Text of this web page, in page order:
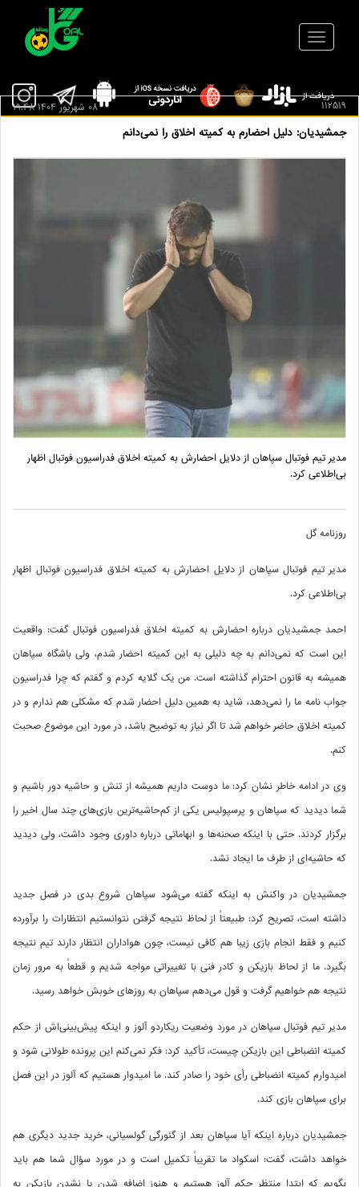
112519
جمشیدیان: دلیل احضارم به کمیته اخلاق را نمی‌دانم
08 شهريور 1404 19:48
مدیر تیم فوتبال سپاهان از دلایل احضارش به کمیته اخلاق فدراسیون فوتبال اظهار
بی‌اطلاعی کرد.
روزنامه گل
مدیر تیم فوتبال سپاهان از دلایل احضارش به کمیته اخلاق فدراسیون فوتبال اظهار
بی‌اطلاعی کرد.
احمد جمشیدیان درباره احضارش به کمیته اخلاق فدراسیون فوتبال گفت: واقعیت
این است که نمی‌دانم به چه دلیلی به این کمیته احضار شدم، ولی باشگاه سپاهان
همیشه به قانون احترام گذاشته است. من یک گلایه کردم و گفتم که چرا فدراسیون
جواب نامه ما را نمی‌دهد، شاید به همین دلیل احضار شدم که مشکلی هم ندارم و در
کمیته اخلاق حاضر خواهم شد تا اگر نیاز به توضیح باشد، در مورد این موضوع صحبت
کنم.
وی در ادامه خاطر نشان کرد: ما دوست داریم همیشه از تنش و حاشیه دور باشیم و
شما دیدید که سپاهان و پرسپولیس یکی از کم‌حاشیه‌ترین بازی‌های چند سال اخیر را
برگزار کردند. حتی با اینکه صحنه‌ها و ابهاماتی درباره داوری وجود داشت، ولی دیدید
که حاشیه‌ای از طرف ما ایجاد نشد.
جمشیدیان در واکنش به اینکه گفته می‌شود سپاهان شروع بدی در فصل جدید
داشته است، تصریح کرد: طبیعتاً از لحاظ نتیجه گرفتن نتوانستیم انتظارات را برآورده
کنیم و فقط انجام بازی زیبا هم کافی نیست، چون هواداران انتظار دارند تیم نتیجه
بگیرد. ما از لحاظ بازیکن و کادر فنی با تغییراتی مواجه شدیم و قطعاً به مرور زمان
نتیجه هم خواهیم گرفت و قول می‌دهم سپاهان به روزهای خوبش خواهد رسید.
مدیر تیم فوتبال سپاهان در مورد وضعیت ریکاردو آلوز و اینکه پیش‌بینی‌اش از حکم
کمیته انضباطی این بازیکن چیست، تأکید کرد: فکر نمی‌کنم این پرونده طولانی شود و
امیدوارم کمیته انضباطی رأی خود را صادر کند. ما امیدوار هستیم که آلوز در این فصل
برای سپاهان بازی کند.
جمشیدیان درباره اینکه آیا سپاهان بعد از گئورگی گولسیانی، خرید جدید دیگری هم
خواهد داشت، گفت: اسکواد ما تقریباً تکمیل است و در مورد سؤال شما هم باید
بگویم که ابتدا منتظر حکم آلوز هستیم و هنوز اضافه شدن یا نشدن بازیکن به